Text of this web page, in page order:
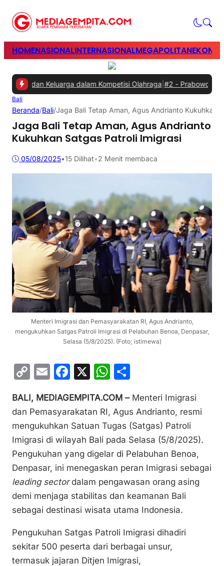
HOMENASIONALINTERNASIONALMEGAPOLITAN
dan Keluarga dalam Kompetisi Olahraga|#2 -Prabowo Minta
Bali
Beranda/Bali/Jaga Bali Tetap Aman, Agus Andrianto Kukuhkan
Jaga Bali Tetap Aman, Agus Andrianto
Kukuhkan Satgas Patroli Imigrasi
05/08/2025•15 Dilihat•2 Menit membaca
Menteri Imigrasi dan Pemasyarakatan RI, Agus Andrianto,
mengukuhkan Satgas Patroli Imigrasi di Pelabuhan Benoa, Denpasar,
Selasa (5/8/2025). (Foto; istimewa)
C
p
y
Li
n
k
E
ai
l
F
c
e
b
o
o
k
X
W
at
s
A
p
p
ar
e
BALI, MEDIAGEMPITA.COM –Menteri Imigrasi
dan Pemasyarakatan RI, Agus Andrianto, resmi
mengukuhkan Satuan Tugas (Satgas) Patroli
Imigrasi di wilayah Bali pada Selasa (5/8/2025).
Pengukuhan yang digelar di Pelabuhan Benoa,
Denpasar, ini menegaskan peran Imigrasi sebagai
leading sectordalam pengawasan orang asing
demi menjaga stabilitas dan keamanan Bali
sebagai destinasi wisata utama Indonesia.
Pengukuhan Satgas Patroli Imigrasi dihadiri
sekitar 500 peserta dari berbagai unsur,
termasuk jajaran Ditjen Imigrasi,